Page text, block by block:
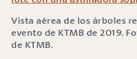
Vista aérea de los árboles
evento de KTMB de 2019.
de KTMB.